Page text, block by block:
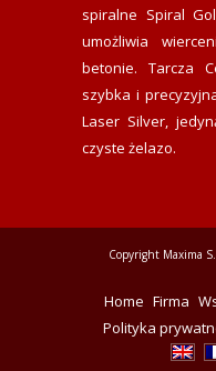
spiralne Spiral
umożliwia
betonie. Tarcza
szybka i
Laser Silver,
czyste żelazo.
Copyright Maxima
Home Firma
Polityka